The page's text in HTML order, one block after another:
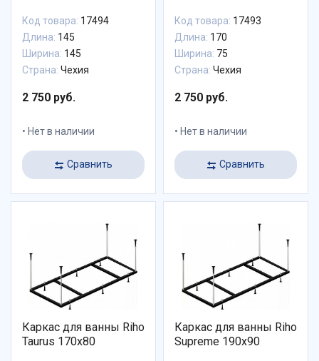
Код товара: 17494
Длина: 145
Ширина: 145
Страна: Чехия
2 750 руб.
Нет в наличии
Сравнить
Код товара: 17493
Длина: 170
Ширина: 75
Страна: Чехия
2 750 руб.
Нет в наличии
Сравнить
Каркас для ванны Riho
Taurus 170x80
Каркас для ванны Riho
Supreme 190x90